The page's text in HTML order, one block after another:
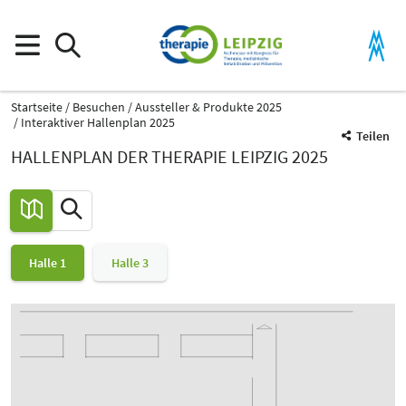
Startseite Besuchen
Aussteller & Produkte 2025
Interaktiver Hallenplan 2025
Teilen
HALLENPLAN DER THERAPIE LEIPZIG 2025
Halle 1 Halle 3